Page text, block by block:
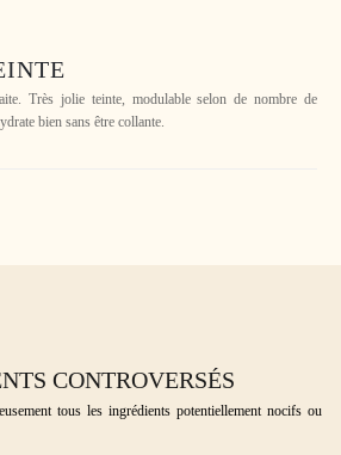
Très jolie teinte, modulable selon de nombre de
bien sans être collante.
CONTROVERSÉS
tous les ingrédients potentiellement nocifs ou